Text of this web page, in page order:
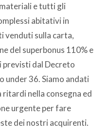
e tutti gli
abitativi in
venduti sulla carta,
del superbonus 110% e
previsti dal Decreto
under 36. Siamo andati
nella consegna ed
urgente per fare
dei nostri acquirenti.